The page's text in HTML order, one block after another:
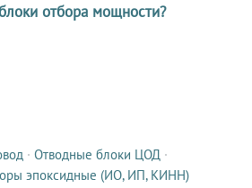
отбора мощности?
· Отводные блоки ЦОД ·
эпоксидные (ИО, ИП, КИНН)